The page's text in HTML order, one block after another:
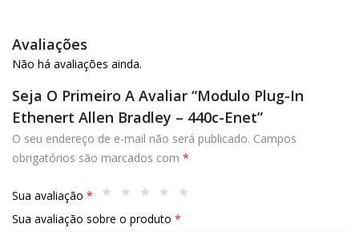
Avaliações
Não há avaliações ainda.
Seja O Primeiro A Avaliar “Modulo Plug-In
Ethenert Allen Bradley – 440c-Enet”
O seu endereço de e-mail não será publicado. Campos
obrigatórios são marcados com *
Sua avaliação *
Sua avaliação sobre o produto *